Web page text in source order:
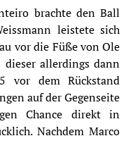
brachte den Ball
leistete sich
vor die Füße von Ole
dieser allerdings dann
vor dem Rückstand
auf der Gegenseite
Chance direkt in
Nachdem Marco